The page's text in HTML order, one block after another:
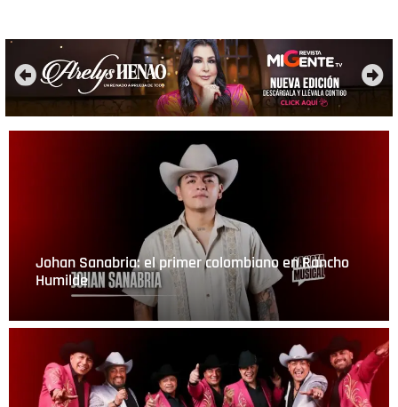
Leer más »
Johan Sanabria: el primer colombiano en Rancho
Humilde